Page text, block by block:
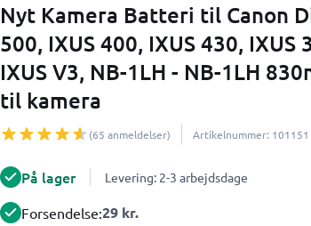
Nyt Kamera Batteri til Canon
500, IXUS 400, IXUS 430, IXUS
IXUS V3, NB-1LH - NB-1LH
til kamera
(65 anmeldelser) Artikelnummer: 101151
På lager Levering: 2-3 arbejdsdage
Forsendelse:29 kr.